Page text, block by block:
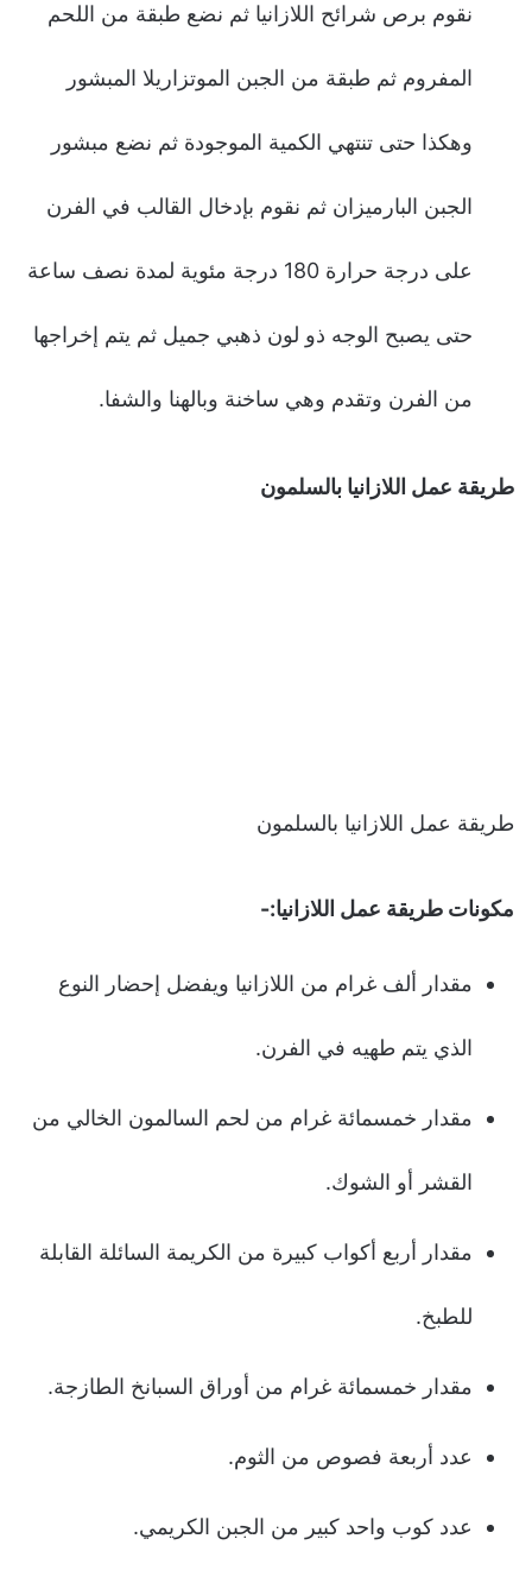
نقوم برص شرائح اللازانيا ثم نضع طبقة من اللحم
المفروم ثم طبقة من الجبن الموتزاريلا المبشور
وهكذا حتى تنتهي الكمية الموجودة ثم نضع مبشور
الجبن البارميزان ثم نقوم بإدخال القالب في الفرن
على درجة حرارة 180 درجة مئوية لمدة نصف ساعة
حتى يصبح الوجه ذو لون ذهبي جميل ثم يتم إخراجها
من الفرن وتقدم وهي ساخنة وبالهنا والشفا.
طريقة عمل اللازانيا بالسلمون
طريقة عمل اللازانيا بالسلمون
مكونات طريقة عمل اللازانيا:-
مقدار ألف غرام من اللازانيا ويفضل إحضار النوع
الذي يتم طهيه في الفرن.
مقدار خمسمائة غرام من لحم السالمون الخالي من
القشر أو الشوك.
مقدار أربع أكواب كبيرة من الكريمة السائلة القابلة
للطبخ.
مقدار خمسمائة غرام من أوراق السبانخ الطازجة.
عدد أربعة فصوص من الثوم.
عدد كوب واحد كبير من الجبن الكريمي.